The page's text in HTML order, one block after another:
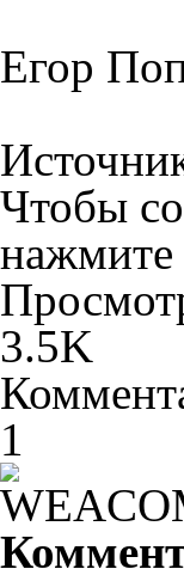
Егор
Чтобы
нажмите
3.5K
1